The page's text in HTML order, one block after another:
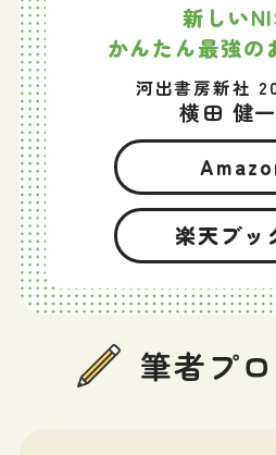
新しい
かんたん最強の
河出書房新社
横田 健
楽天ブッ
筆者プ